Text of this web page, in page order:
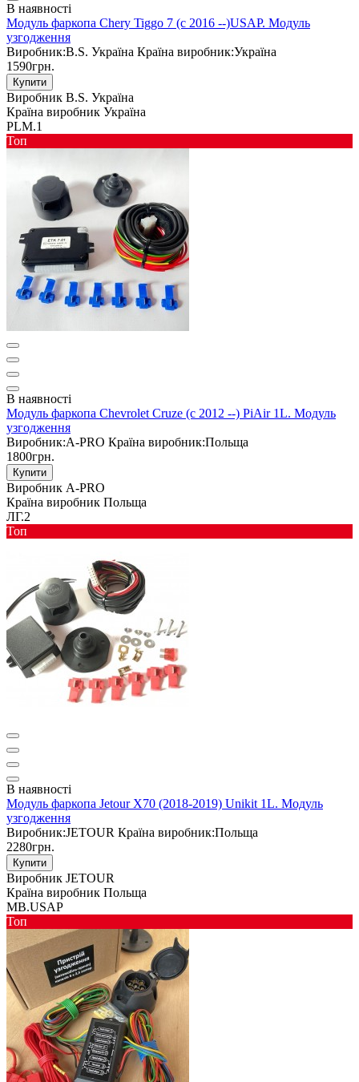
В наявності
Модуль фаркопа Chery Tiggo 7 (c 2016 --)USAP. Модуль
узгодження
Виробник:B.S. Україна Країна виробник:Україна
1590грн.
Купити
Виробник B.S. Україна
Країна виробник Україна
PLM.1
Toп
В наявності
Модуль фаркопа Chevrolet Cruze (c 2012 --) PiAir 1L. Модуль
узгодження
Виробник:A-PRO Країна виробник:Польща
1800грн.
Купити
Виробник A-PRO
Країна виробник Польща
ЛГ.2
Toп
В наявності
Модуль фаркопа Jetour X70 (2018-2019) Unikit 1L. Модуль
узгодження
Виробник:JETOUR Країна виробник:Польща
2280грн.
Купити
Виробник JETOUR
Країна виробник Польща
MB.USAP
Toп